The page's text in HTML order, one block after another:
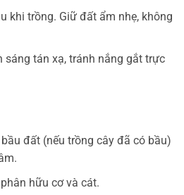
khi trồng. Giữ đất ẩm nhẹ, không
sáng tán xạ, tránh nắng gắt trực
đất (nếu trồng cây đã có bầu)
hữu cơ và cát.